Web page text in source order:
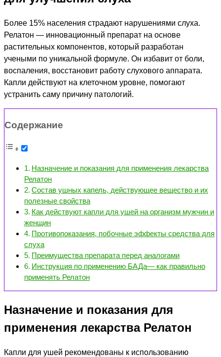
Более 15% населения страдают нарушениями слуха.
Релатон — инновационный препарат на основе
растительных компонентов, который разработан
учеными по уникальной формуле. Он избавит от боли,
воспаления, восстановит работу слухового аппарата.
Капли действуют на клеточном уровне, помогают
устранить саму причину патологий.
Содержание
Назначение и показания для применения лекарства
Релатон
Состав ушных капель, действующее вещество и их
полезные свойства
Как действуют капли для ушей на организм мужчин и
женщин
Противопоказания, побочные эффекты средства для
слуха
Преимущества препарата перед аналогами
Инструкция по применению БАДа— как правильно
применять Релатон
Назначение и показания для
применения лекарства Релатон
Капли для ушей рекомендованы к использованию